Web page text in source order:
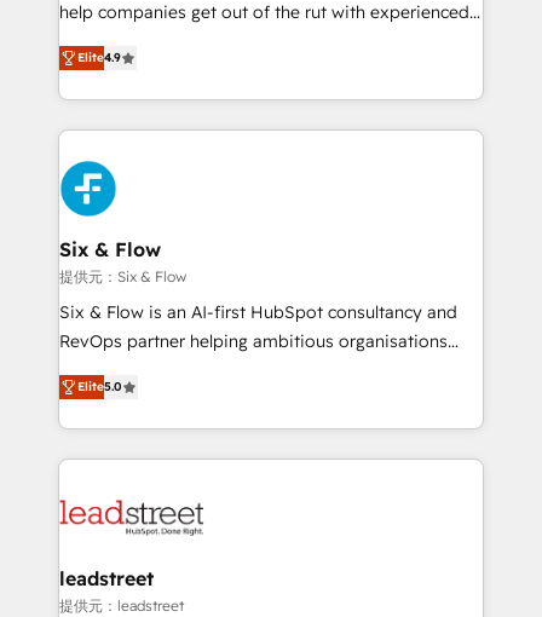
partners who will embed ourselves into your
business, processes and systems 🏢 We specialise in
working with mid-market and enterprise
organisations, global organisations and those with
complex use cases 🏆 CRM Implementation,
Platform Enablement, Custom Integration and
Onboarding Accredited 🔐 ISO27001 & ISO9001
Certified
help companies get out of the rut with experienced,
process-oriented teams implementing HubSpot
Marketing, Sales, Service, CMS and Operations Hub,
so selling and actually engaging with your customers
feels easy and pain-free. We are a top ranked
HubSpot Elite Partner, winner of Rookie of the Year
and Customer First Awards, 4.9/5 rating in HubSpot
Reviews and 4.9/5 rating in Clutch Reviews. Digifianz
helps the following industries: logistics & 3PL, home
improvement & construction, branding and
commercialization, real estate, health, education,
SaaS, Software Dev & IT and consulting, make the
the United States, EU, UAE, Mexico and Latin
America. From casual user to super fan: make
Elite4.9
Six & Flow
提供元：Six & Flow
Six & Flow is an AI-first HubSpot consultancy and
RevOps partner helping ambitious organisations
grow with clarity, confidence, and intelligence.
Operating across the UK, Netherlands, Ireland, and
Canada, we’ve delivered thousands of successful
HubSpot projects for mid-market and enterprise
combine HubSpot, data, and AI to design connected
and technology for predictable, scalable revenue
growth. Our expertise spans RevOps, CRM and data
Elite5.0
leadstreet
提供元：leadstreet